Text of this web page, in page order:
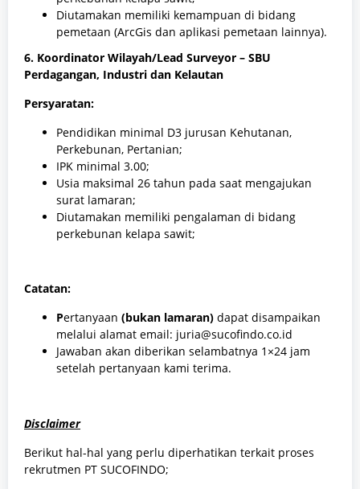
Diutamakan memiliki kemampuan di bidang
pemetaan (ArcGis dan aplikasi pemetaan lainnya).
6. Koordinator Wilayah/Lead Surveyor – SBU
Perdagangan, Industri dan Kelautan
Persyaratan:
Pendidikan minimal D3 jurusan Kehutanan,
Perkebunan, Pertanian;
IPK minimal 3.00;
Usia maksimal 26 tahun pada saat mengajukan
surat lamaran;
Diutamakan memiliki pengalaman di bidang
perkebunan kelapa sawit;
Catatan:
Pertanyaan (bukan lamaran) dapat disampaikan
melalui alamat email: juria@sucofindo.co.id
Jawaban akan diberikan selambatnya 1×24 jam
setelah pertanyaan kami terima.
Disclaimer
Berikut hal-hal yang perlu diperhatikan terkait proses
rekrutmen PT SUCOFINDO;